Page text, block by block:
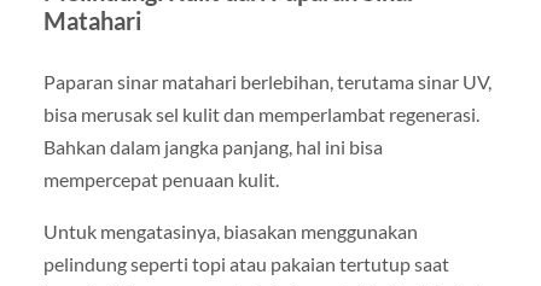
Matahari
Paparan sinar matahari berlebihan, terutama sinar UV,
bisa merusak sel kulit dan memperlambat regenerasi.
Bahkan dalam jangka panjang, hal ini bisa
mempercepat penuaan kulit.
Untuk mengatasinya, biasakan menggunakan
pelindung seperti topi atau pakaian tertutup saat